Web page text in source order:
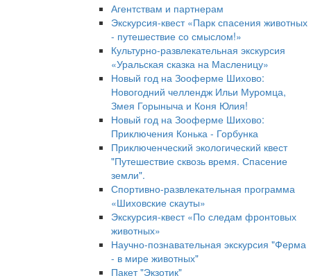
Агентствам и партнерам
Экскурсия-квест «Парк спасения животных
- путешествие со смыслом!»
Культурно-развлекательная экскурсия
«Уральская сказка на Масленицу»
Новый год на Зооферме Шихово:
Новогодний челлендж Ильи Муромца,
Змея Горыныча и Коня Юлия!
Новый год на Зооферме Шихово:
Приключения Конька - Горбунка
Приключенческий экологический квест
"Путешествие сквозь время. Спасение
земли".
Спортивно-развлекательная программа
«Шиховские скауты»
Экскурсия-квест «По следам фронтовых
животных»
Научно-познавательная экскурсия "Ферма
- в мире животных"
Пакет "Экзотик"